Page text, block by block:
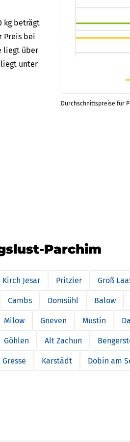
kg beträgt
Preis bei
liegt über
liegt unter
Durchschnittspreise für
Parchim
Kirch Jesar Pritzier Groß
Cambs Domsühl Balow
Milow Gneven Mustin
Göhlen Alt Zachun
Gresse Karstädt Dobin am